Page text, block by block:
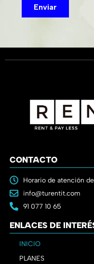
CONTACTO
Horario de atención
info@turentit.com
91 077 10 65
ENLACES DE
INICIO
PLANES